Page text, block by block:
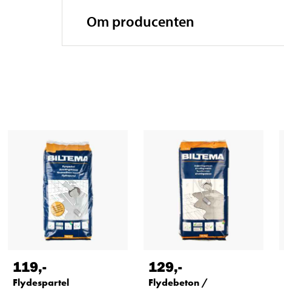
Om producenten
119,-
Flydespartel
129,-
Flydebeton /